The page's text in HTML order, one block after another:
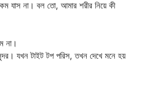
যাস না। বল তো, আমার শরীর নিয়ে কী
না।
যখন টাইট টপ পরিস, তখন দেখে মনে হয়